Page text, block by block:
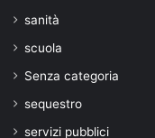
sanità
scuola
Senza categoria
sequestro
servizi pubblici